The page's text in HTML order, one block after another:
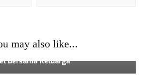
may also like...
Bersama Keluarga